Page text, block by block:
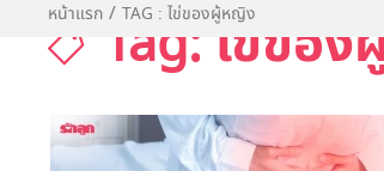
หน้าแรก TAG : ไข่ของผู้หญิง
Tag: ไข่ขอ